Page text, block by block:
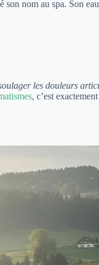
son nom au spa. Son
les douleurs
, c’est